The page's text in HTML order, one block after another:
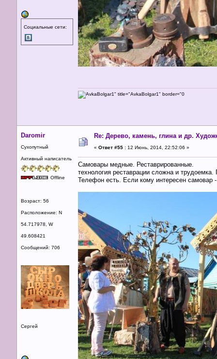
Социальные сети:
Daromir
Сухопутный
Активный написатель
Offline
Возраст: 56
Расположение: N
54.717978, W
49.608421
Сообщений: 706
Сергей
Re: Дерево, камень, глина и др.
« Ответ #55 : 12 Июнь, 2014, 22:52:06 »
Самовары медные. Реставрированные.
технология реставрации сложна и
Телефон есть. Если кому интересен самовар